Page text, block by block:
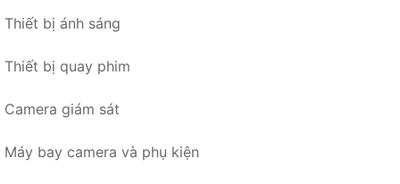
Thiết bị ánh sáng
Thiết bị quay phim
Camera giám sát
Máy bay camera và phụ kiện